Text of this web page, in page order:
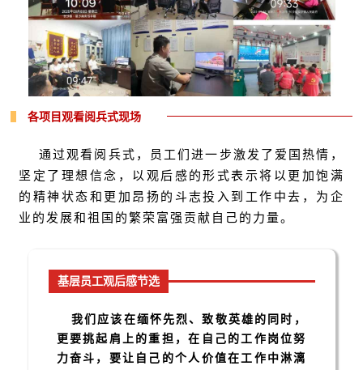
各项目观看阅兵式现场
通过观看阅兵式，员工们进一步激发了爱国热情，
坚定了理想信念，以观后感的形式表示将以更加饱满
的精神状态和更加昂扬的斗志投入到工作中去，为企
业的发展和祖国的繁荣富强贡献自己的力量。
基层员工观后感节选
我们应该在缅怀先烈、致敬英雄的同时，
更要挑起肩上的重担，在自己的工作岗位努
力奋斗，要让自己的个人价值在工作中淋漓